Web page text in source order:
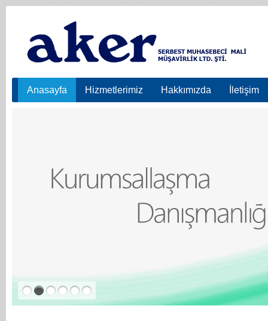
Anasayfa Hizmetlerimiz Hakkımızda İletişim